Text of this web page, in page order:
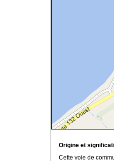
Origine et
Cette voie de